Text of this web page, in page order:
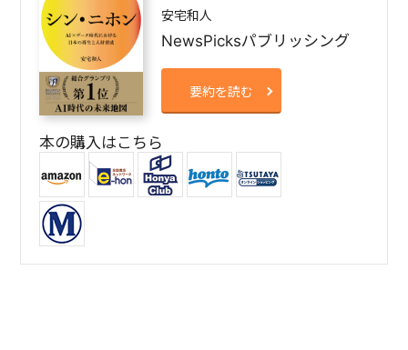
安宅和人
NewsPicksパブリッシング
要約を読む
本の購入はこちら